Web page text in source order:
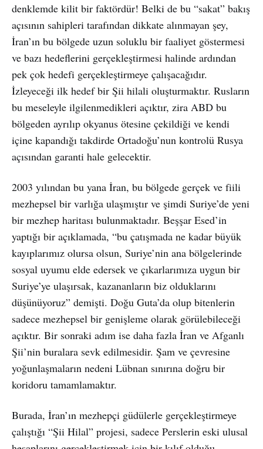
denklemde kilit bir faktördür! Belki de bu “sakat” bakış
açısının sahipleri tarafından dikkate alınmayan şey,
İran’ın bu bölgede uzun soluklu bir faaliyet göstermesi
ve bazı hedeflerini gerçekleştirmesi halinde ardından
pek çok hedefi gerçekleştirmeye çalışacağıdır.
İzleyeceği ilk hedef bir Şii hilali oluşturmaktır. Rusların
bu meseleyle ilgilenmedikleri açıktır, zira ABD bu
bölgeden ayrılıp okyanus ötesine çekildiği ve kendi
içine kapandığı takdirde Ortadoğu’nun kontrolü Rusya
açısından garanti hale gelecektir.
2003 yılından bu yana İran, bu bölgede gerçek ve fiili
mezhepsel bir varlığa ulaşmıştır ve şimdi Suriye’de yeni
bir mezhep haritası bulunmaktadır. Beşşar Esed’in
yaptığı bir açıklamada, “bu çatışmada ne kadar büyük
kayıplarımız olursa olsun, Suriye’nin ana bölgelerinde
sosyal uyumu elde edersek ve çıkarlarımıza uygun bir
Suriye’ye ulaşırsak, kazananların biz olduklarını
düşünüyoruz” demişti. Doğu Guta’da olup bitenlerin
sadece mezhepsel bir genişleme olarak görülebileceği
açıktır. Bir sonraki adım ise daha fazla İran ve Afganlı
Şii’nin buralara sevk edilmesidir. Şam ve çevresine
yoğunlaşmaların nedeni Lübnan sınırına doğru bir
koridoru tamamlamaktır.
Burada, İran’ın mezhepçi güdülerle gerçekleştirmeye
çalıştığı “Şii Hilal” projesi, sadece Perslerin eski ulusal